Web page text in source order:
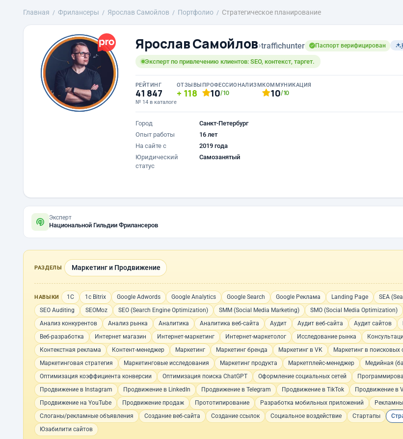
Главная Фрилансеры Ярослав Самойлов Портфолио Стратегическое планирование
Ярослав Самойлов›traffichunter Паспорт верифицирован
Эксперт по привлечению клиентов: SEO, контекст, таргет.
РЕЙТИНГ
41 847
№ 14 в каталоге
ОТЗЫВЫ
118
ПРОФЕССИОНАЛИЗМ
10/10
КОММУНИКАЦИЯ
10/10
Город
Санкт-Петербург
Опыт работы
16 лет
На сайте с
2019 года
Юридический
статус
Самозанятый
Эксперт
Национальной Гильдии Фрилансеров
РАЗДЕЛЫ Маркетинг и Продвижение
НАВЫКИ 1С 1с Bitrix Google Adwords Google Analytics Google Search Google Реклама Landing Page SEA
SEO Auditing
SEOMoz SEO (Search Engine Optimization) SMM (Social Media Marketing) SMO (Social Media Optimization)
Анализ конкурентов
Анализ рынка Аналитика Аналитика веб-сайта Аудит Аудит веб-сайта Аудит сайтов
Веб-разработка
Интернет магазин Интернет-маркетинг Интернет-маркетолог Исследование рынка
Контекстная реклама
Контент-менеджер Маркетинг Маркетинг бренда Маркетинг в VK Маркетинг в поисковых
Маркетинговая стратегия
Маркетинговые исследования Маркетинг продукта Маркетплейс-менеджер Медийная
Оптимизация коэффициента конверсии
Оптимизация поиска ChatGPT Оформление социальных сетей
Продвижение в Instagram
Продвижение в LinkedIn Продвижение в Telegram Продвижение в TikTok Продвижение в
Продвижение на YouTube
Продвижение продаж Прототипирование Разработка мобильных приложений
Слоганы/рекламные объявления
Создание веб-сайта Создание ссылок Социальное воздействие Стартапы
Юзабилити сайтов